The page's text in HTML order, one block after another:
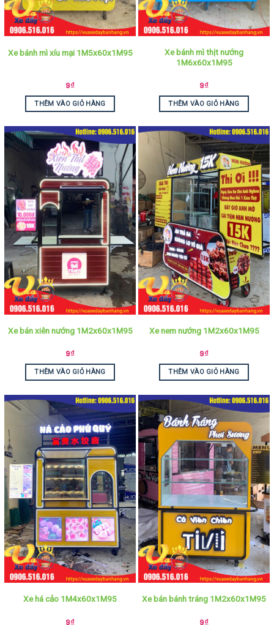
Xe bánh mì xíu mại 1M5x60x1M95
9₫
THÊM VÀO GIỎ HÀNG
Xe bánh mì thịt nướng
1M6x60x1M95
9₫
THÊM VÀO GIỎ HÀNG
Xe bán xiên nướng 1M2x60x1M95
9₫
THÊM VÀO GIỎ HÀNG
Xe nem nướng 1M2x60x1M95
9₫
THÊM VÀO GIỎ HÀNG
Xe há cảo 1M4x60x1M95
9₫
Xe bán bánh tráng 1M2x60x1M95
9₫